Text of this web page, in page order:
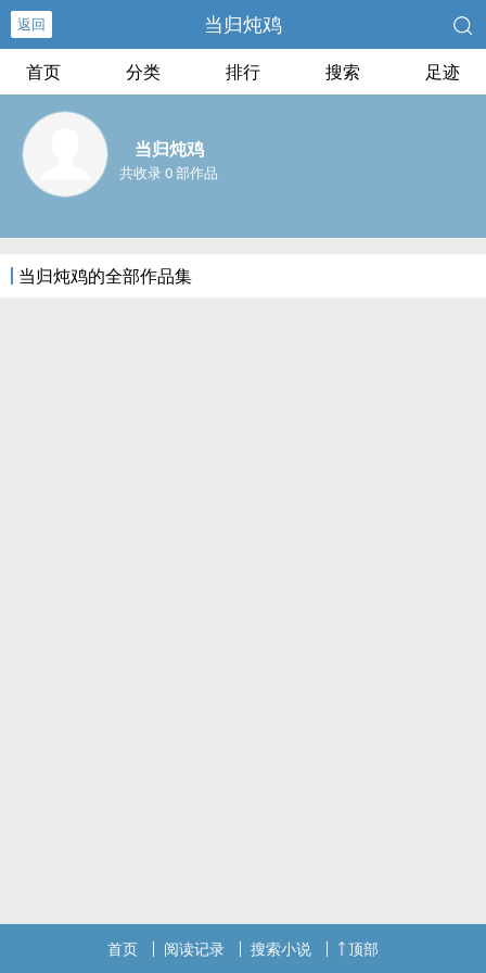
返回 当归炖鸡
首页 分类 排行 搜索 足迹
当归炖鸡
共收录 0 部作品
当归炖鸡的全部作品集
首页 阅读记录 搜索小说 顶部